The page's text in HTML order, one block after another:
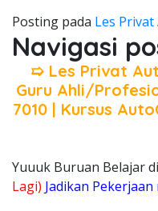
Posting pada Les
Navigasi
➯ Les Privat
Guru Ahli/
7010 | Kursus
Yuuuk Buruan Belajar
Lagi) Jadikan Pekerjaan